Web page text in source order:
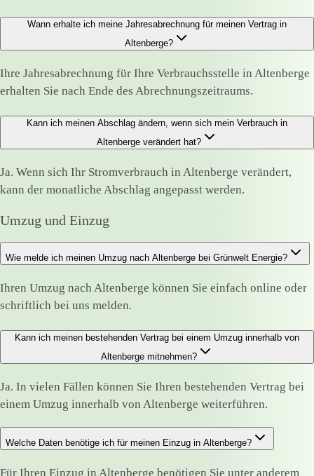
Wann erhalte ich meine Jahresabrechnung für meinen Vertrag in
Altenberge?
Ihre Jahresabrechnung für Ihre Verbrauchsstelle in Altenberge
erhalten Sie nach Ende des Abrechnungszeitraums.
Kann ich meinen Abschlag ändern, wenn sich mein Verbrauch in
Altenberge verändert hat?
Ja. Wenn sich Ihr Stromverbrauch in Altenberge verändert,
kann der monatliche Abschlag angepasst werden.
Umzug und Einzug
Wie melde ich meinen Umzug nach Altenberge bei Grünwelt Energie?
Ihren Umzug nach Altenberge können Sie einfach online oder
schriftlich bei uns melden.
Kann ich meinen bestehenden Vertrag bei einem Umzug innerhalb von
Altenberge mitnehmen?
Ja. In vielen Fällen können Sie Ihren bestehenden Vertrag bei
einem Umzug innerhalb von Altenberge weiterführen.
Welche Daten benötige ich für meinen Einzug in Altenberge?
Für Ihren Einzug in Altenberge benötigen Sie unter anderem